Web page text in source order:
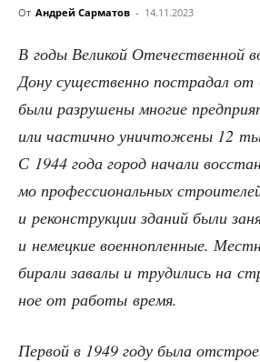
От Андрей Сарматов - 14.11.2023
В годы Вели­кой Оте­че­ствен­ной
Дону суще­ствен­но постра­дал от
были раз­ру­ше­ны мно­гие
или частич­но уни­что­же­ны 12
С 1944 года город нача­ли
мо про­фес­си­о­наль­ных
и рекон­струк­ции зда­ний были
и немец­кие воен­но­плен­ные.
би­ра­ли зава­лы и тру­ди­лись на
ное от рабо­ты время.
Пер­вой в 1949 году была